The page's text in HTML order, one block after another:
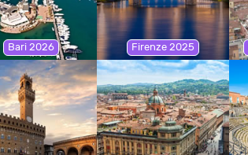
Bari 2026 Firenze 2025